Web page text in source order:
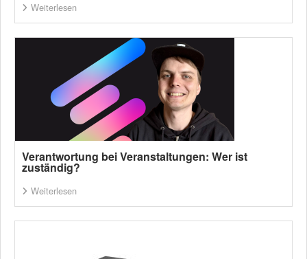
Weiterlesen
Verantwortung bei Veranstaltungen: Wer ist
zuständig?
Weiterlesen